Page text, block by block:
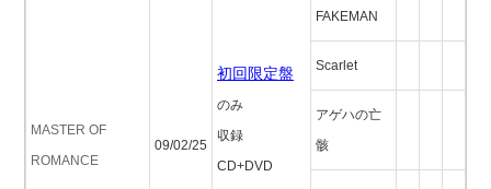
MASTER OF
ROMANCE
09/02/25
初回限定盤
のみ
収録
CD+DVD
FAKEMAN
Scarlet
アゲハの亡
骸